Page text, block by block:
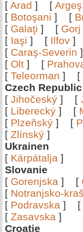
[ Arad ] [ Argeş
[ Botoşani ] [
[ Galaţi ] [ Gorj
[ Iaşi ] [ Ilfov ]
[ Caraş-Severin
[ Olt ] [
[ Teleorman ] [
Czech Republic
[ Jihočeský ] [
[ Liberecký ] [
[ Plzeňský ] [
[ Zlínský ]
Ukrainen
[ Kárpátalja ]
Slovanie
[ Gorenjska ] [
[ Notranjsko-
[ Podravska ] [
[ Zasavska ]
Croatie